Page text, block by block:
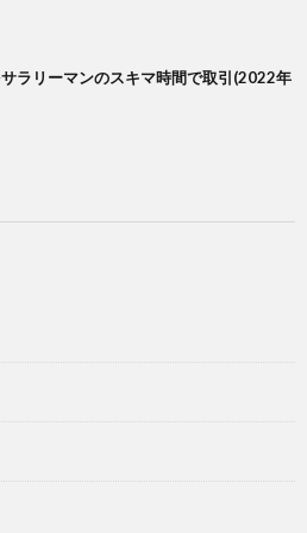
ラリーマンのスキマ時間で取引(2022年